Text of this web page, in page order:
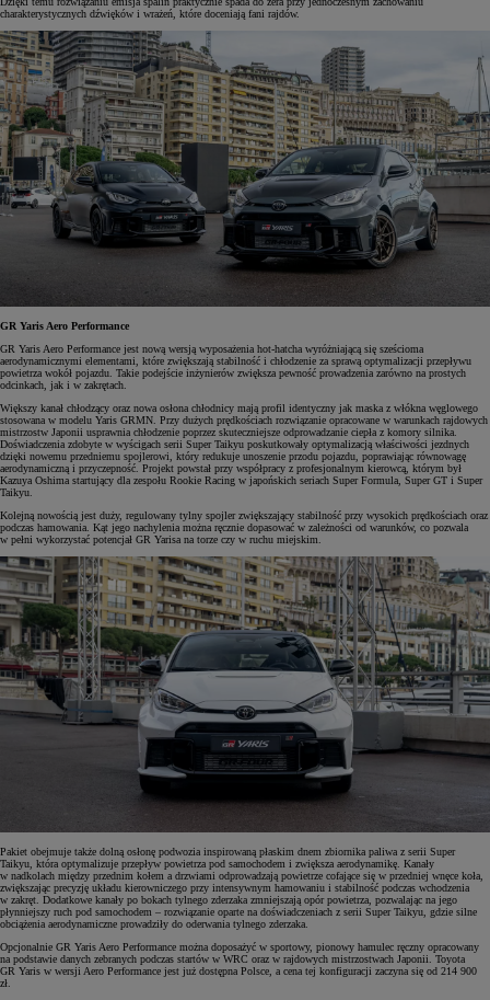
charakterystycznych dźwięków i wrażeń, które doceniają fani rajdów.
GR Yaris Aero Performance
GR Yaris Aero Performance jest nową wersją wyposażenia hot-hatcha wyróżniającą się sześcioma
aerodynamicznymi elementami, które zwiększają stabilność i chłodzenie za sprawą optymalizacji przepływu
powietrza wokół pojazdu. Takie podejście inżynierów zwiększa pewność prowadzenia zarówno na prostych
odcinkach, jak i w zakrętach.
Większy kanał chłodzący oraz nowa osłona chłodnicy mają profil identyczny jak maska z włókna węglowego
stosowana w modelu Yaris GRMN. Przy dużych prędkościach rozwiązanie opracowane w warunkach rajdowych
mistrzostw Japonii usprawnia chłodzenie poprzez skuteczniejsze odprowadzanie ciepła z komory silnika.
Doświadczenia zdobyte w wyścigach serii Super Taikyu poskutkowały optymalizacją właściwości jezdnych
dzięki nowemu przedniemu spojlerowi, który redukuje unoszenie przodu pojazdu, poprawiając równowagę
aerodynamiczną i przyczepność. Projekt powstał przy współpracy z profesjonalnym kierowcą, którym był
Kazuya Oshima startujący dla zespołu Rookie Racing w japońskich seriach Super Formula, Super GT i Super
Taikyu.
Kolejną nowością jest duży, regulowany tylny spojler zwiększający stabilność przy wysokich prędkościach oraz
podczas hamowania. Kąt jego nachylenia można ręcznie dopasować w zależności od warunków, co pozwala
w pełni wykorzystać potencjał GR Yarisa na torze czy w ruchu miejskim.
Pakiet obejmuje także dolną osłonę podwozia inspirowaną płaskim dnem zbiornika paliwa z serii Super
Taikyu, która optymalizuje przepływ powietrza pod samochodem i zwiększa aerodynamikę. Kanały
w nadkolach między przednim kołem a drzwiami odprowadzają powietrze cofające się w przedniej wnęce koła,
zwiększając precyzję układu kierowniczego przy intensywnym hamowaniu i stabilność podczas wchodzenia
w zakręt. Dodatkowe kanały po bokach tylnego zderzaka zmniejszają opór powietrza, pozwalając na jego
płynniejszy ruch pod samochodem – rozwiązanie oparte na doświadczeniach z serii Super Taikyu, gdzie silne
obciążenia aerodynamiczne prowadziły do oderwania tylnego zderzaka.
Opcjonalnie GR Yaris Aero Performance można doposażyć w sportowy, pionowy hamulec ręczny opracowany
na podstawie danych zebranych podczas startów w WRC oraz w rajdowych mistrzostwach Japonii. Toyota
GR Yaris w wersji Aero Performance jest już dostępna Polsce, a cena tej konfiguracji zaczyna się od 214 900
zł.